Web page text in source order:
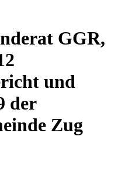
GGR,
und
der
Zug